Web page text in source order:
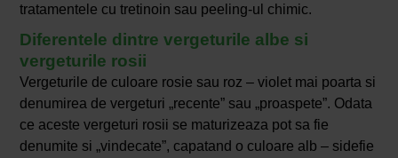
tratamentele cu tretinoin sau peeling-ul chimic.
Diferentele dintre vergeturile albe si
vergeturile rosii
Vergeturile de culoare rosie sau roz – violet mai poarta si
denumirea de vergeturi „recente” sau „proaspete”. Odata
ce aceste vergeturi rosii se maturizeaza pot sa fie
denumite si „vindecate”, capatand o culoare alb – sidefie